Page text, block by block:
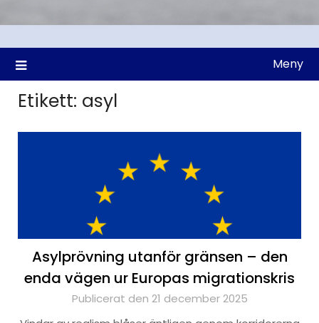
Meny
Etikett: asyl
Asylprövning utanför gränsen – den
enda vägen ur Europas migrationskris
Publicerat den 21 december 2025